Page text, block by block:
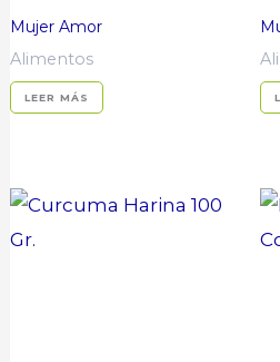
Mujer Amor
Alimentos
LEER MÁS